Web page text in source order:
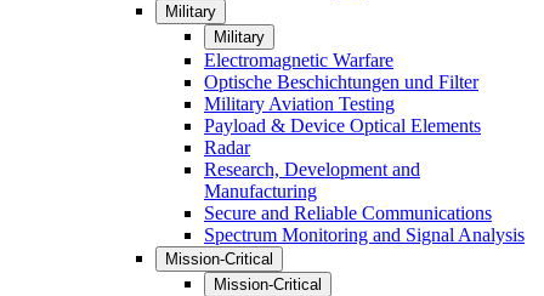
Military
Military
Electromagnetic Warfare
Optische Beschichtungen und Filter
Military Aviation Testing
Payload & Device Optical Elements
Radar
Research, Development and
Manufacturing
Secure and Reliable Communications
Spectrum Monitoring and Signal Analysis
Mission-Critical
Mission-Critical